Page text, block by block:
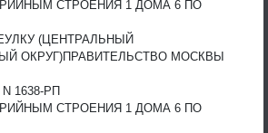
СТРОЕНИЯ 1 ДОМА 6 ПО
(ЦЕНТРАЛЬНЫЙ
ОКРУГ)ПРАВИТЕЛЬСТВО МОСКВЫ
N 1638-РП
СТРОЕНИЯ 1 ДОМА 6 ПО